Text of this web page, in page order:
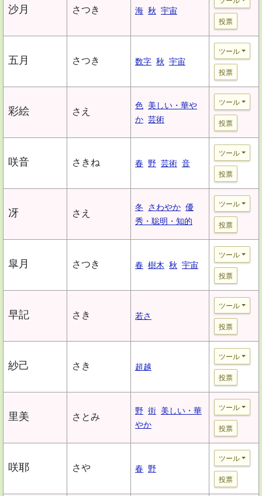
沙月 さつき 海 秋 宇宙
投票
五月 さつき 数字 秋 宇宙
ツール
投票
彩絵 さえ
色 美しい・華や
か 芸術
ツール
投票
咲音 さきね 春 野 芸術 音
ツール
投票
冴 さえ
冬 さわやか 優
秀・聡明・知的
ツール
投票
皐月 さつき 春 樹木 秋 宇宙
ツール
投票
早記 さき 若さ
ツール
投票
紗己 さき 超越
ツール
投票
里美 さとみ
野 街 美しい・華
やか
ツール
投票
咲耶 さや 春 野
ツール
投票